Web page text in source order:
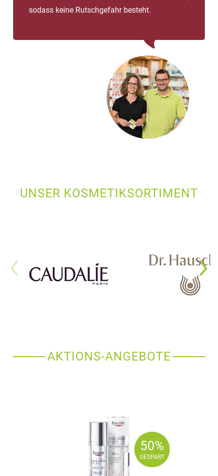
sodass keine Rutschgefahr besteht.
UNSER KOSMETIKSORTIMENT
AKTIONS-ANGEBOTE
50%
GESPART
50%
GESPART